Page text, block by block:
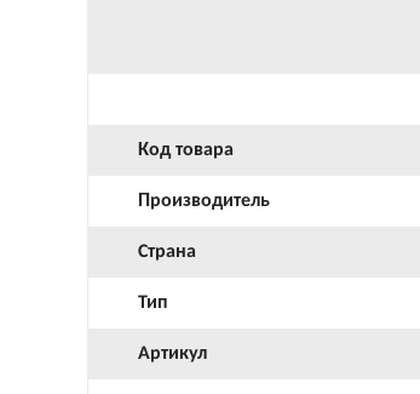
Код товара
Производитель
Страна
Тип
Артикул